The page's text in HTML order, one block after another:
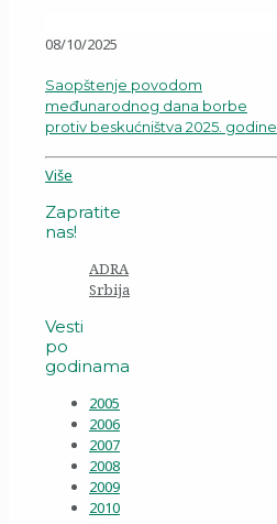
08/10/2025
Saopštenje povodom
međunarodnog dana borbe
protiv beskućništva 2025. godine
Više
Zapratite
nas!
ADRA
Srbija
Vesti
po
godinama
2005
2006
2007
2008
2009
2010